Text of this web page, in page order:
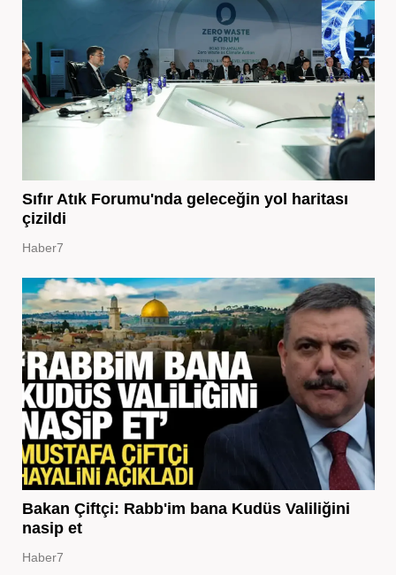
Sıfır Atık Forumu'nda geleceğin yol haritası
çizildi
Haber7
Bakan Çiftçi: Rabb'im bana Kudüs Valiliğini
nasip et
Haber7